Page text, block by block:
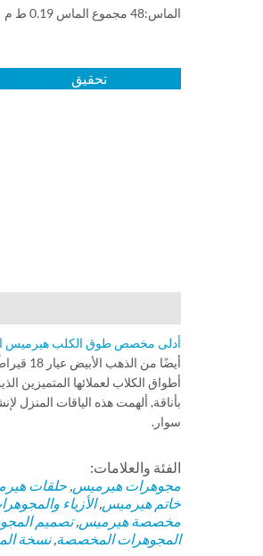
الماس:48 مجموع الماس 0.19 ط م
تحقيق
أدلى مخصص طوق الكلب هيرميس
أطواق الكلاب لعملائها المتميزين
بأناقة, ألهمت هذه الياقات المنزل
سوار.
الفئة والعلامات:
مجوهرات هيرميس, حلقات
خاتم هيرميس,الأزياء
مخصصة هيرميس,تصميم
المجوهرات المخصصة,نسخة